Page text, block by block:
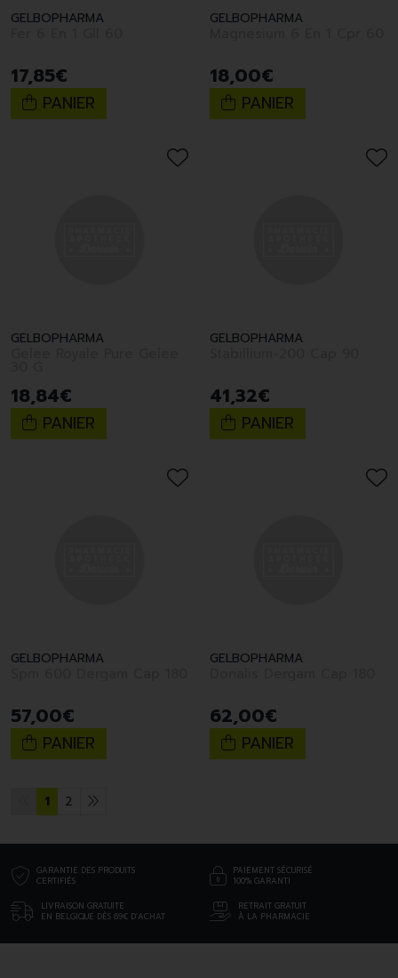
GELBOPHARMA
17,85€
PANIER
GELBOPHARMA
18,00€
PANIER
GELBOPHARMA
18,84€
PANIER
GELBOPHARMA
41,32€
PANIER
GELBOPHARMA
57,00€
PANIER
GELBOPHARMA
62,00€
PANIER
1 2
GARANTIE DES PRODUITS
CERTIFIÉS
PAIEMENT SÉCURISÉ
100% GARANTI
LIVRAISON GRATUITE
EN BELGIQUE DÈS 69€ D’ACHAT
RETRAIT GRATUIT
À LA PHARMACIE